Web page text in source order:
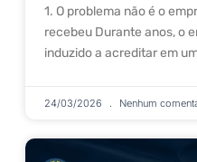
1. O problema não é o
recebeu Durante anos, o
induzido a acreditar em
24/03/2026 Nenhum